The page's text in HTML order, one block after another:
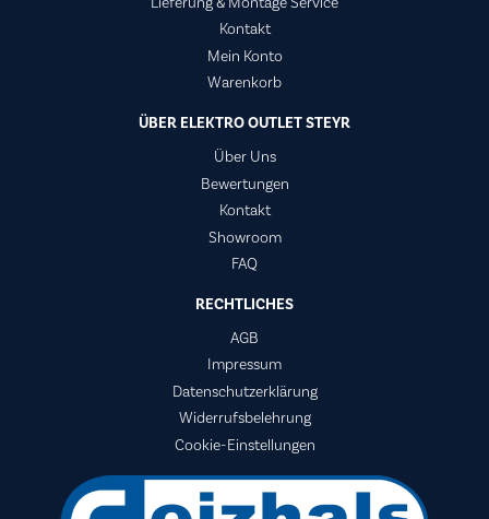
Kontakt
Mein Konto
Warenkorb
ÜBER ELEKTRO OUTLET STEYR
Über Uns
Bewertungen
Kontakt
Showroom
FAQ
RECHTLICHES
AGB
Impressum
Datenschutzerklärung
Widerrufsbelehrung
Cookie-Einstellungen